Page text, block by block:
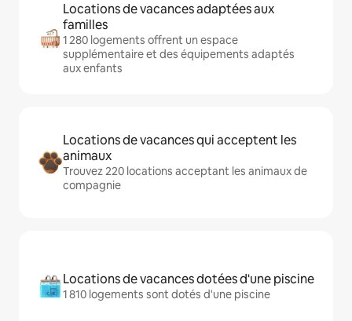
Locations de vacances adaptées aux
familles
1 280 logements offrent un espace
supplémentaire et des équipements adaptés
aux enfants
Locations de vacances qui acceptent les
animaux
Trouvez 220 locations acceptant les animaux de
compagnie
Locations de vacances dotées d'une piscine
1 810 logements sont dotés d'une piscine